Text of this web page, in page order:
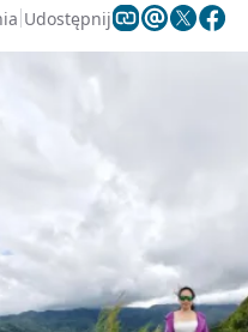
Udostępnij